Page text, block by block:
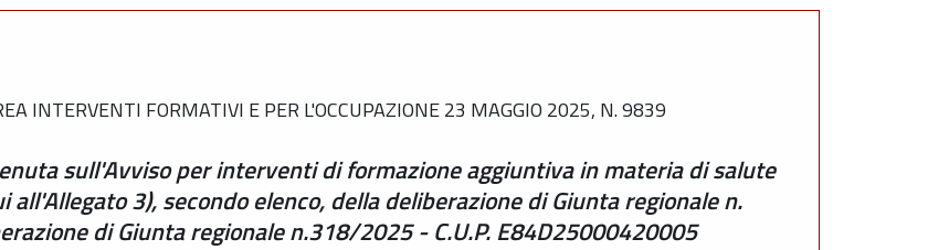
INTERVENTI FORMATIVI E PER L'OCCUPAZIONE 23 MAGGIO 2025, N. 9839
sull'Avviso per interventi di formazione aggiuntiva in materia di salute
all'Allegato 3), secondo elenco, della deliberazione di Giunta regionale n.
di Giunta regionale n.318/2025 - C.U.P. E84D25000420005